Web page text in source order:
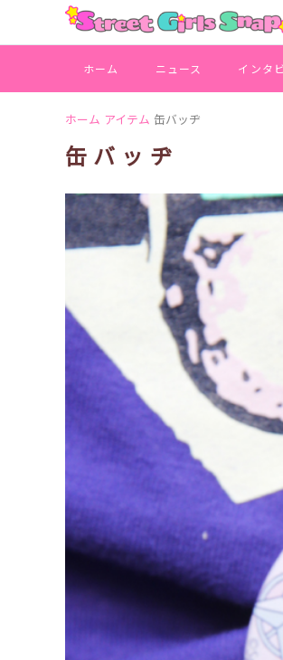
ホーム ニュース インタ
ホーム アイテム 缶バッヂ
缶バッヂ